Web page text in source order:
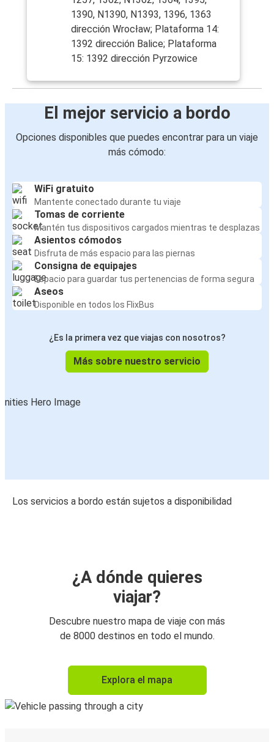
1390, N1390, N1393, 1396, 1363
dirección Wrocław; Plataforma 14:
1392 dirección Balice; Plataforma
15: 1392 dirección Pyrzowice
El mejor servicio a bordo
Opciones disponibles que puedes encontrar para un viaje
más cómodo:
WiFi gratuito
Mantente conectado durante tu viaje
Tomas de corriente
Mantén tus dispositivos cargados mientras te desplazas
Asientos cómodos
Disfruta de más espacio para las piernas
Consigna de equipajes
Espacio para guardar tus pertenencias de forma segura
Aseos
Disponible en todos los FlixBus
¿Es la primera vez que viajas con nosotros?
Más sobre nuestro servicio
Los servicios a bordo están sujetos a disponibilidad
¿A dónde quieres
viajar?
Descubre nuestro mapa de viaje con más
de 8000 destinos en todo el mundo.
Explora el mapa